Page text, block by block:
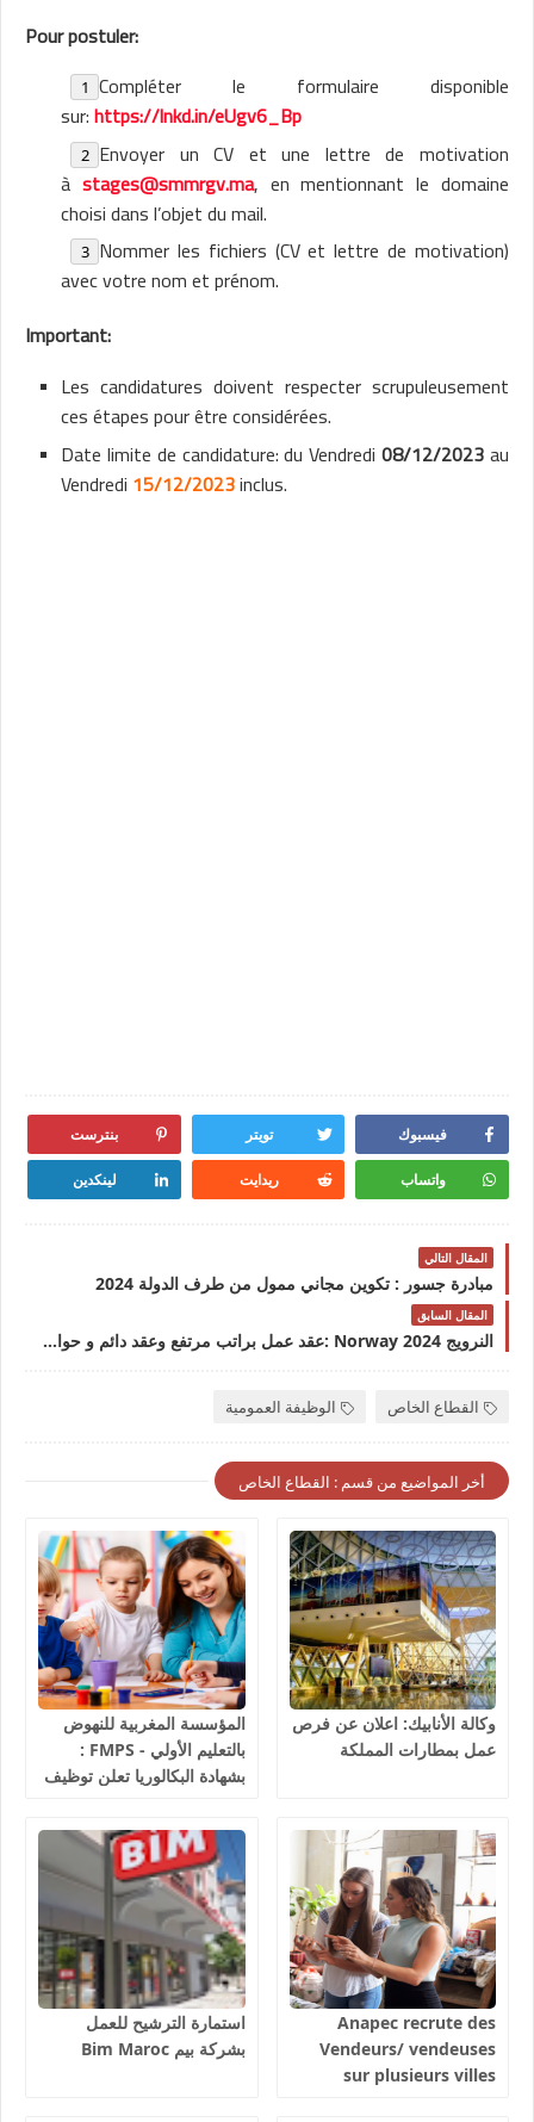
Pour postuler:
Compléter le formulaire disponible
sur:https://lnkd.in/eUgv6_Bp
Envoyer un CV et une lettre de motivation
à stages@smmrgv.ma, en mentionnant le domaine
choisi dans l’objet du mail.
Nommer les fichiers (CV et lettre de motivation)
avec votre nom et prénom.
Important:
Les candidatures doivent respecter scrupuleusement
ces étapes pour être considérées.
Date limite de candidature: du Vendredi08/12/2023au
Vendredi 15/12/2023inclus.
فيسبوك تويتر بنترست
واتساب ريدايت لينكدين
المقال التالي
مبادرة جسور : تكوين مجاني ممول من طرف الدولة 2024
المقال السابق
النرويج 2024 Norway :عقد عمل براتب مرتفع وعقد دائم و حوافز مرتفعة 2024
القطاع الخاص الوظيفة العمومية
أخر المواضيع من قسم : القطاع الخاص
وكالة الأنابيك: اعلان عن فرص
عمل بمطارات المملكة
المؤسسة المغربية للنهوض
بالتعليم الأولي - FMPS :
بشهادة البكالوريا تعلن توظيف
بمختلف جهات و أقاليم
المملكة 2026
Anapec recrute des
Vendeurs/ vendeuses
sur plusieurs villes
استمارة الترشيح للعمل
بشركة بيم Bim Maroc